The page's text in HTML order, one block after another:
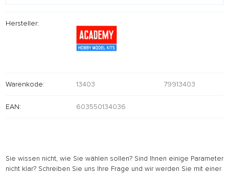
Hersteller:
Warenkode: 13403 79913403
EAN: 603550134036
Sie wissen nicht, wie Sie wählen sollen? Sind Ihnen einige Parameter
nicht klar? Schreiben Sie uns Ihre Frage und wir werden Sie mit einer